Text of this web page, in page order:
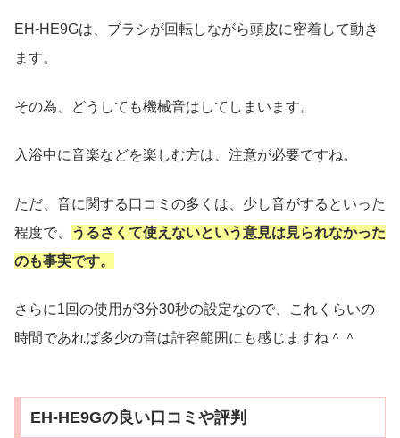
EH-HE9Gは、ブラシが回転しながら頭皮に密着して動き
ます。
その為、どうしても機械音はしてしまいます。
入浴中に音楽などを楽しむ方は、注意が必要ですね。
ただ、音に関する口コミの多くは、少し音がするといった
程度で、
うるさくて使えないという意見は見られなかった
のも事実です。
さらに1回の使用が3分30秒の設定なので、これくらいの
時間であれば多少の音は許容範囲にも感じますね＾＾
EH-HE9Gの良い口コミや評判